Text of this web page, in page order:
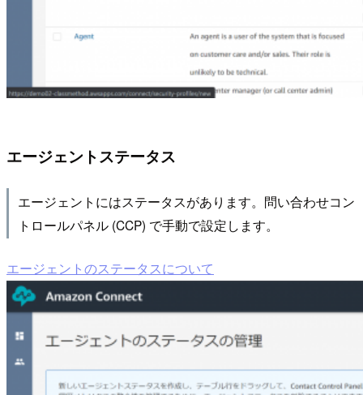
エージェントステータス
エージェントにはステータスがあります。問い合わせコン
トロールパネル (CCP) で手動で設定します。
エージェントのステータスについて